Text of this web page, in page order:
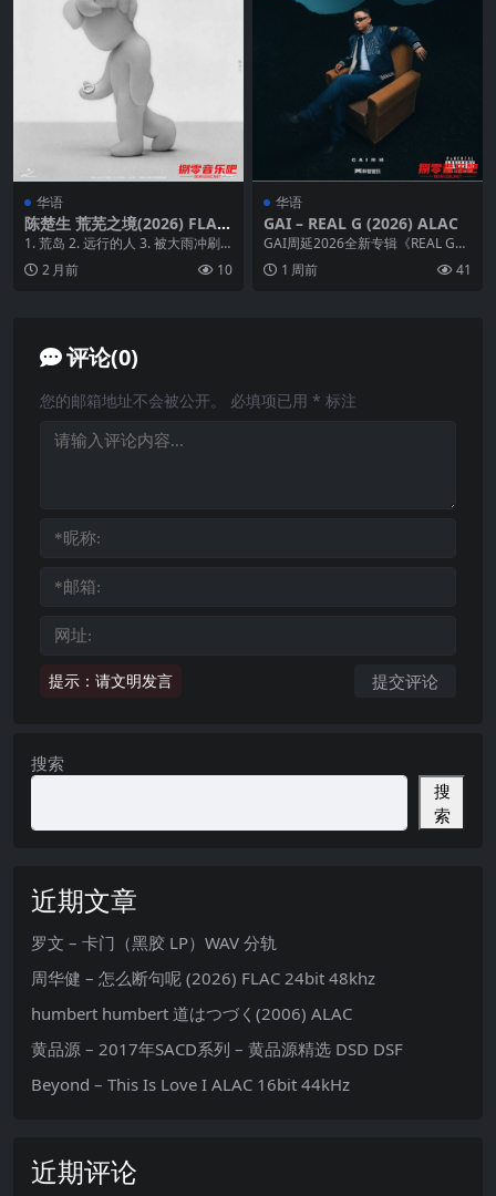
华语
陈楚生 荒芜之境(2026) FLAC
24bit 48khz
1. 荒岛 2. 远行的人 3. 被大雨冲刷
的城市...
2 月前 10
华语
GAI – REAL G (2026) ALAC
GAI周延2026全新专辑《REAL G》
重磅问世，延续标志性江湖说唱内
核，以川...
1 周前 41
评论(0)
提示：请文明发言
您的邮箱地址不会被公开。 必填项已用 * 标注
搜索
搜
索
近期文章
罗文 – 卡门（黑胶 LP）WAV 分轨
周华健 – 怎么断句呢 (2026) FLAC 24bit 48khz
humbert humbert 道はつづく(2006) ALAC
黄品源 – 2017年SACD系列 – 黄品源精选 DSD DSF
Beyond – This Is Love I ALAC 16bit 44kHz
近期评论